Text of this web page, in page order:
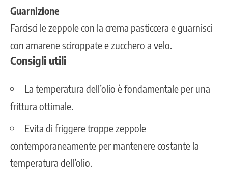
Guarnizione
Farcisci le zeppole con la crema pasticcera e guarnisci
con amarene sciroppate e zucchero a velo.
Consigli utili
La temperatura dell’olio è fondamentale per una
frittura ottimale.
Evita di friggere troppe zeppole
contemporaneamente per mantenere costante la
temperatura dell’olio.